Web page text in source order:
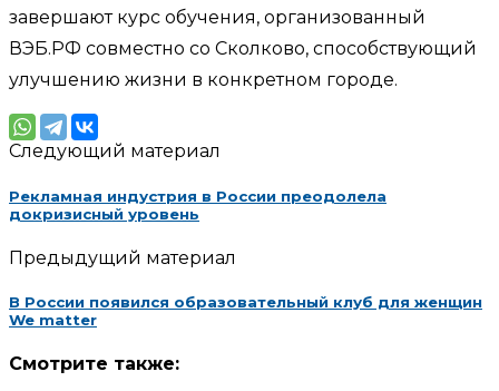
завершают курс обучения, организованный
ВЭБ.РФ совместно со Сколково, способствующий
улучшению жизни в конкретном городе.
Следующий материал
Рекламная индустрия в России преодолела
докризисный уровень
Предыдущий материал
В России появился образовательный клуб для женщин
We matter
Смотрите также: